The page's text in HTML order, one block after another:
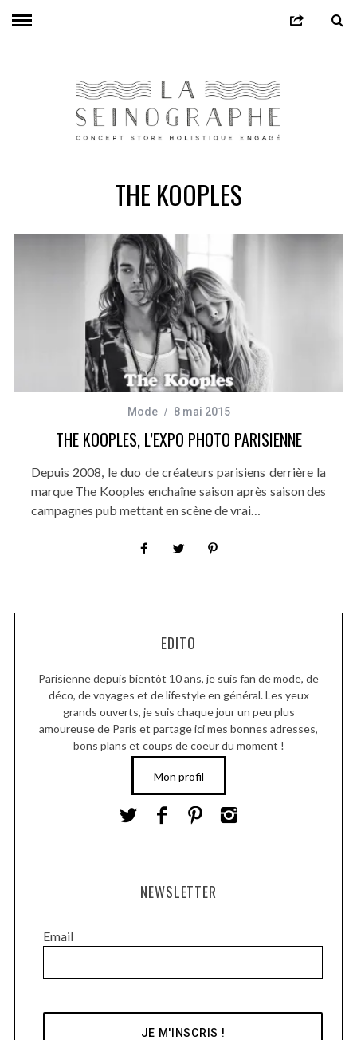
THE KOOPLES
Mode 8 mai 2015
THE KOOPLES, L’EXPO PHOTO PARISIENNE
Depuis 2008, le duo de créateurs parisiens derrière la
marque The Kooples enchaîne saison après saison des
campagnes pub mettant en scène de vrai…
EDITO
Parisienne depuis bientôt 10 ans, je suis fan de mode, de
déco, de voyages et de lifestyle en général. Les yeux
grands ouverts, je suis chaque jour un peu plus
amoureuse de Paris et partage ici mes bonnes adresses,
bons plans et coups de coeur du moment !
Mon profil
NEWSLETTER
Email